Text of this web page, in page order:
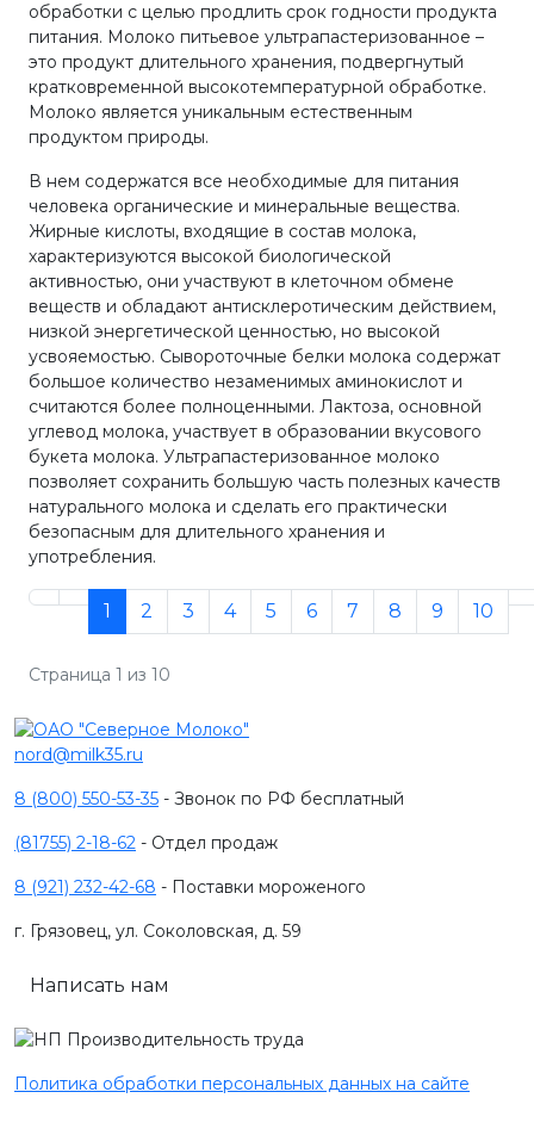
обработки с целью продлить срок годности продукта
питания. Молоко питьевое ультрапастеризованное –
это продукт длительного хранения, подвергнутый
кратковременной высокотемпературной обработке.
Молоко является уникальным естественным
продуктом природы.
В нем содержатся все необходимые для питания
человека органические и минеральные вещества.
Жирные кислоты, входящие в состав молока,
характеризуются высокой биологической
активностью, они участвуют в клеточном обмене
веществ и обладают антисклеротическим действием,
низкой энергетической ценностью, но высокой
усвояемостью. Сывороточные белки молока содержат
большое количество незаменимых аминокислот и
считаются более полноценными. Лактоза, основной
углевод молока, участвует в образовании вкусового
букета молока. Ультрапастеризованное молоко
позволяет сохранить большую часть полезных качеств
натурального молока и сделать его практически
безопасным для длительного хранения и
употребления.
1 2 3 4 5 6 7 8 9 10
Страница 1 из 10
nord@milk35.ru
8 (800) 550-53-35 - Звонок по РФ бесплатный
(81755) 2-18-62 - Отдел продаж
8 (921) 232-42-68 - Поставки мороженого
г. Грязовец, ул. Соколовская, д. 59
Написать нам
Политика обработки персональных данных на сайте